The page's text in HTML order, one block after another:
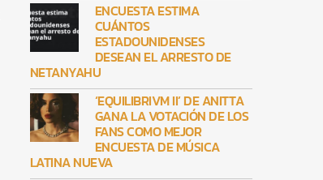
ENCUESTA ESTIMA
CUÁNTOS
ESTADOUNIDENSES
DESEAN EL ARRESTO DE
NETANYAHU
‘EQUILIBRIVM II’ DE ANITTA
GANA LA VOTACIÓN DE LOS
FANS COMO MEJOR
ENCUESTA DE MÚSICA
LATINA NUEVA